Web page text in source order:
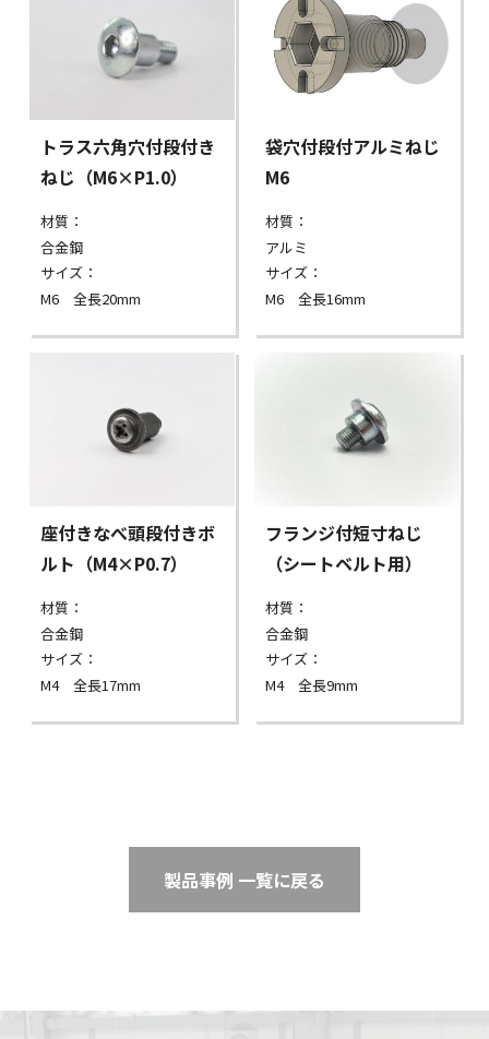
トラス六角穴付段付き
ねじ（M6×P1.0）
材質：
合金鋼
サイズ：
M6 全長20mm
袋穴付段付アルミねじ
M6
材質：
アルミ
サイズ：
M6 全長16mm
座付きなべ頭段付きボ
ルト（M4×P0.7）
材質：
合金鋼
サイズ：
M4 全長17mm
フランジ付短寸ねじ
（シートベルト用）
材質：
合金鋼
サイズ：
M4 全長9mm
製品事例 一覧に戻る